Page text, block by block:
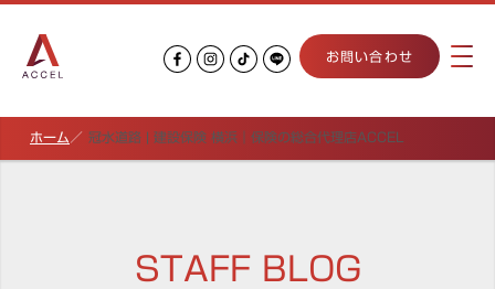
お問い合わせ
ホーム 冠水道路 | 建設保険 横浜｜保険の総合代理店ACCEL
STAFF BLOG